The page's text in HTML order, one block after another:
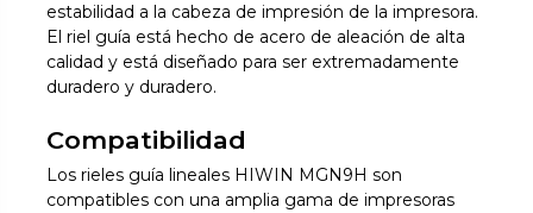
estabilidad a la cabeza de impresión de la impresora.
El riel guía está hecho de acero de aleación de alta
calidad y está diseñado para ser extremadamente
duradero y duradero.
Compatibilidad
Los rieles guía lineales HIWIN MGN9H son
compatibles con una amplia gama de impresoras